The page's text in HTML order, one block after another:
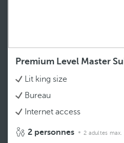
Premium Level Master
Lit king size
Bureau
Internet access
2 personnes 2 adultes max.